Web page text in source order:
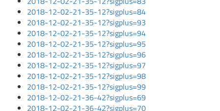
2018-12-02-21-35-12?sigplus=84
2018-12-02-21-35-12?sigplus=93
2018-12-02-21-35-12?sigplus=94
2018-12-02-21-35-12?sigplus=95
2018-12-02-21-35-12?sigplus=96
2018-12-02-21-35-12?sigplus=97
2018-12-02-21-35-12?sigplus=98
2018-12-02-21-35-12?sigplus=99
2018-12-02-21-36-42?sigplus=69
2018-12-02-21-36-42?sigplus=70